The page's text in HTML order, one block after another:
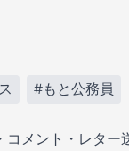
#もと公務員
メント・レター